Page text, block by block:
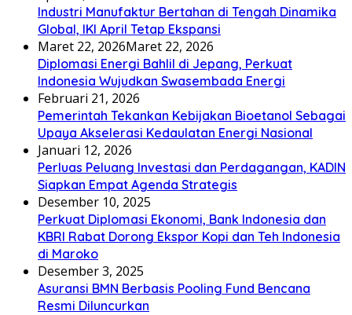
Industri Manufaktur Bertahan di Tengah Dinamika
Global, IKI April Tetap Ekspansi
Maret 22, 2026Maret 22, 2026
Diplomasi Energi Bahlil di Jepang, Perkuat
Indonesia Wujudkan Swasembada Energi
Februari 21, 2026
Pemerintah Tekankan Kebijakan Bioetanol Sebagai
Upaya Akselerasi Kedaulatan Energi Nasional
Januari 12, 2026
Perluas Peluang Investasi dan Perdagangan, KADIN
Siapkan Empat Agenda Strategis
Desember 10, 2025
Perkuat Diplomasi Ekonomi, Bank Indonesia dan
KBRI Rabat Dorong Ekspor Kopi dan Teh Indonesia
di Maroko
Desember 3, 2025
Asuransi BMN Berbasis Pooling Fund Bencana
Resmi Diluncurkan